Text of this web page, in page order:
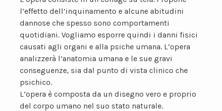
l’effetto dell’inquinamento e alcune abitudini
dannose che spesso sono comportamenti
quotidiani. Vogliamo esporre quindi i danni fisici
causati agli organi e alla psiche umana. L’opera
analizzerà l’anatomia umana e le sue gravi
conseguenze, sia dal punto di vista clinico che
psichico.
L’opera è composta da un disegno vero e proprio
del corpo umano nel suo stato naturale.